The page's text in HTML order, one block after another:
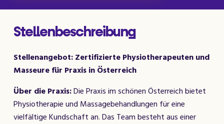
Stellenbeschreibung
Stellenangebot: Zertifizierte Physiotherapeuten und
Masseure für Praxis in Österreich
Über die Praxis:Die Praxis im schönen Österreich bietet
Physiotherapie und Massagebehandlungen für eine
vielfältige Kundschaft an. Das Team besteht aus einer